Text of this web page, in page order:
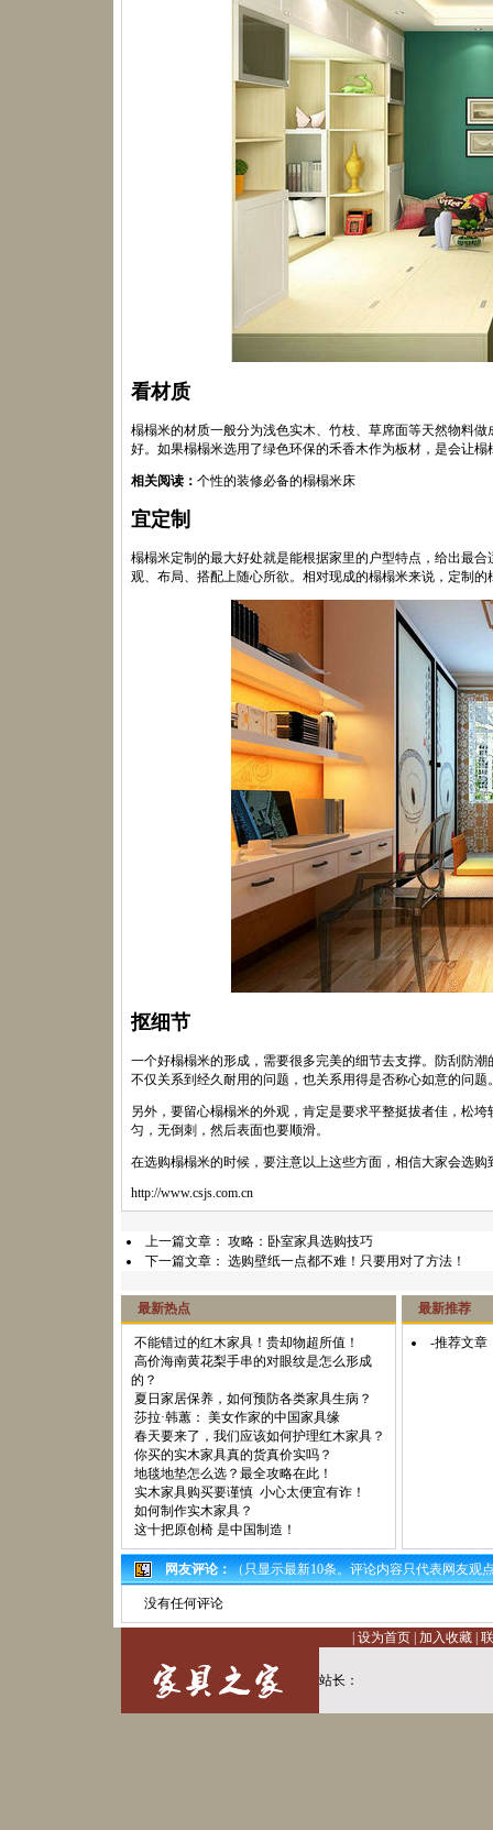
看材质
榻榻米的材质一般分为浅色实木、竹枝、草席面等天然物料
好。如果榻榻米选用了绿色环保的禾香木作为板材，是会让
相关阅读： 个性的装修必备的榻榻米床
宜定制
榻榻米定制的最大好处就是能根据家里的户型特点，给出最
观、布局、搭配上随心所欲。相对现成的榻榻米来说，定制
抠细节
一个好榻榻米的形成，需要很多完美的细节去支撑。防刮防
不仅关系到经久耐用的问题，也关系用得是否称心如意的问题
另外，要留心榻榻米的外观，肯定是要求平整挺拔者佳，松
匀，无倒刺，然后表面也要顺滑。
在选购榻榻米的时候，要注意以上这些方面，相信大家会选购
http://www.csjs.com.cn
上一篇文章： 攻略：卧室家具选购技巧
下一篇文章： 选购壁纸一点都不难！只要用对了方法！
最新热点 最新推荐
不能错过的红木家具！贵却物超所值！
高价海南黄花梨手串的对眼纹是怎么形成
的？
夏日家居保养，如何预防各类家具生病？
莎拉·韩蕙： 美女作家的中国家具缘
春天要来了，我们应该如何护理红木家具？
你买的实木家具真的货真价实吗？
地毯地垫怎么选？最全攻略在此！
实木家具购买要谨慎 小心太便宜有诈！
如何制作实木家具？
这十把原创椅 是中国制造！
-推荐文章
网友评论：（只显示最新10条。评论内容只代表网友观
没有任何评论
设为首页| 加入收藏|
站长：